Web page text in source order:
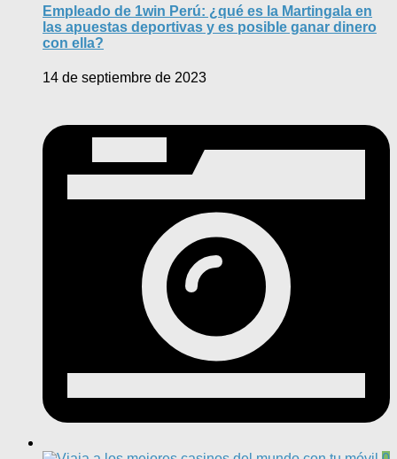
Empleado de 1win Perú: ¿qué es la Martingala en
las apuestas deportivas y es posible ganar dinero
con ella?
14 de septiembre de 2023